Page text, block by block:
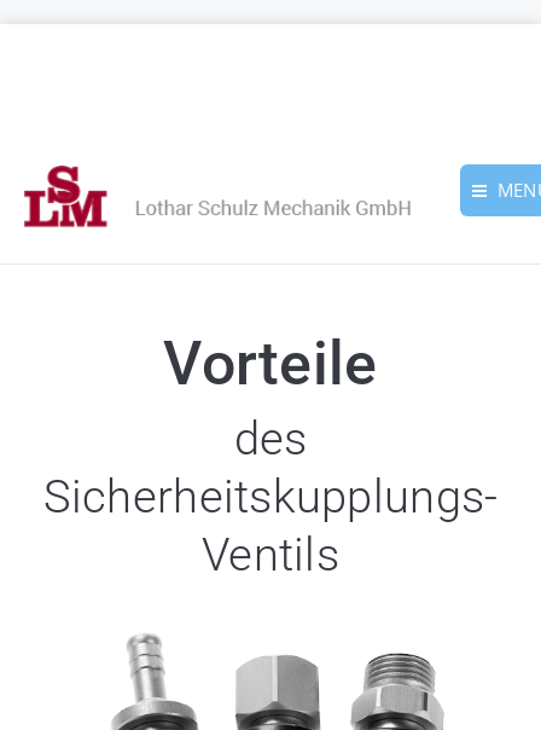
Vorteile
des
Sicherheitskupplungs-
Ventils